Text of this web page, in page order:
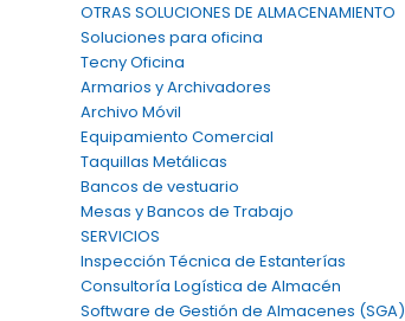
OTRAS SOLUCIONES DE ALMACENAMIENTO
Soluciones para oficina
Tecny Oficina
Armarios y Archivadores
Archivo Móvil
Equipamiento Comercial
Taquillas Metálicas
Bancos de vestuario
Mesas y Bancos de Trabajo
SERVICIOS
Inspección Técnica de Estanterías
Consultoría Logística de Almacén
Software de Gestión de Almacenes (SGA)